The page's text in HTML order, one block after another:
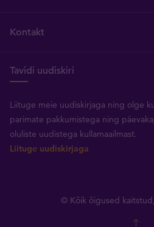
Kontakt
Tavidi uudiskiri
Liituge meie uudiskirjaga ning olge
parimate pakkumistega ning
oluliste uudistega kullamaailmast.
Liituge uudiskirjaga
© Kõik õigused